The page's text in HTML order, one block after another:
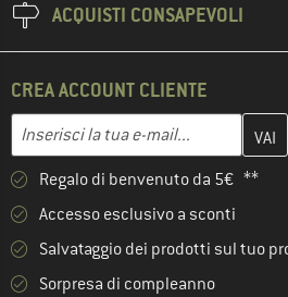
ACQUISTI CONSAPEVOLI
CREA ACCOUNT CLIENTE
Indirizzo e-mail
Inserisci qui il tuo indirizzo e-mail e
Regalo di benvenuto da 5€ **
Accesso esclusivo a sconti
Salvataggio dei prodotti sul tuo
Sorpresa di compleanno